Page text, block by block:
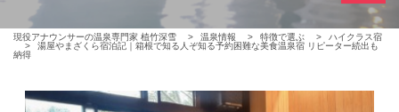
現役アナウンサーの温泉専門家 植竹深雪 > 温泉情報 > 特徴で選ぶ >
ハイクラス宿
>
湯屋やまざくら宿泊記｜箱根で知る人ぞ知る予約困難な美食温泉宿 リピーター続出も
納得